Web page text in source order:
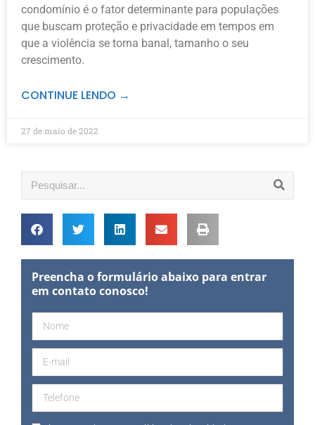
condomínio é o fator determinante para populações
que buscam proteção e privacidade em tempos em
que a violência se torna banal, tamanho o seu
crescimento.
CONTINUE LENDO →
27 de maio de 2022
Preencha o formulário abaixo para entrar
em contato conosco!